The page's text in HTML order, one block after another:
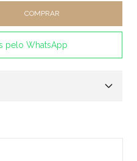
pelo WhatsApp